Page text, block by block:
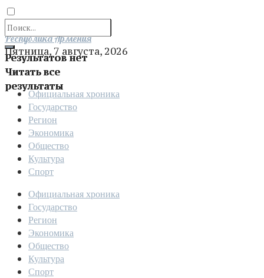
Результатов нет
Читать все
результаты
Отправить
Республика Армения
Пятница, 7 августа, 2026
Официальная хроника
Государство
Регион
Экономика
Общество
Культура
Спорт
Официальная хроника
Государство
Регион
Экономика
Общество
Культура
Спорт